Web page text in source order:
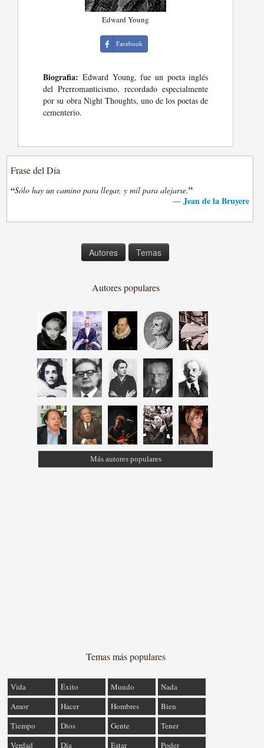
Edward Young
Facebook
Biografia: Edward Young, fue un poeta inglés
del Prerromanticismo, recordado especialmente
por su obra Night Thoughts, uno de los poetas de
cementerio.
Frase del Día
“Sólo hay un camino para llegar, y mil para alejarse.”
— Jean de la Bruyere
Autores Temas
Autores populares
Más autores populares
Temas más populares
Vida Éxito Mundo
Nada
Amor
Hacer Hombres
Bien
Tiempo
Dios Gente
Tener
Verdad
Día Estar Poder